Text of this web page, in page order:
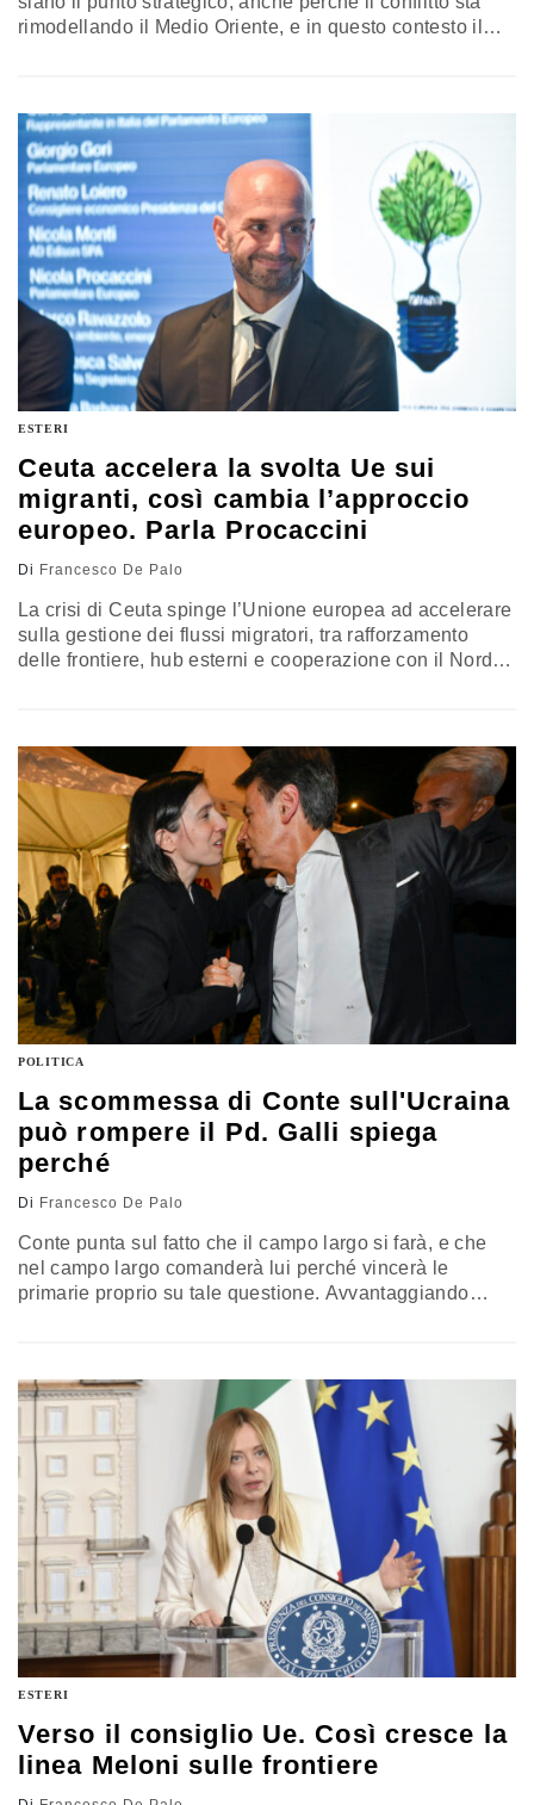
rimodellando il Medio Oriente, e in questo contesto il
voce difesa
ESTERI
Ceuta accelera la svolta Ue sui
migranti, così cambia l’approccio
europeo. Parla Procaccini
Di Francesco De Palo
La crisi di Ceuta spinge l’Unione europea ad accelerare
sulla gestione dei flussi migratori, tra rafforzamento
delle frontiere, hub esterni e cooperazione con il Nord
POLITICA
La scommessa di Conte sull'Ucraina
può rompere il Pd. Galli spiega
perché
Di Francesco De Palo
Conte punta sul fatto che il campo largo si farà, e che
nel campo largo comanderà lui perché vincerà le
primarie proprio su tale questione. Avvantaggiando
con il politologo e docente universitario, Carlo Galli
ESTERI
Verso il consiglio Ue. Così cresce la
linea Meloni sulle frontiere